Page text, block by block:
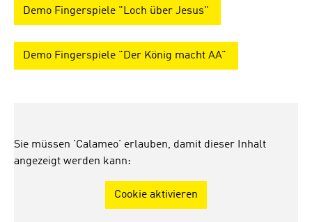
Demo Fingerspiele "Loch über Jesus"
Demo Fingerspiele "Der König macht AA"
Sie müssen 'Calameo' erlauben, damit dieser Inhalt
angezeigt werden kann:
Cookie aktivieren